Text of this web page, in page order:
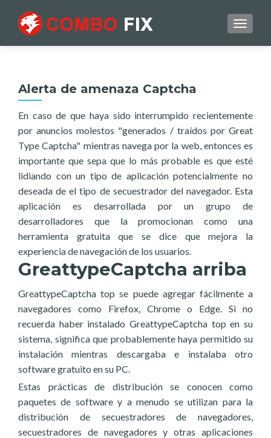
Alerta de amenaza Captcha
En caso de que haya sido interrumpido recientemente
por anuncios molestos "generados / traídos por Great
Type Captcha" mientras navega por la web, entonces es
importante que sepa que lo más probable es que esté
lidiando con un tipo de aplicación potencialmente no
deseada de el tipo de secuestrador del navegador. Esta
aplicación es desarrollada por un grupo de
desarrolladores que la promocionan como una
herramienta gratuita que se dice que mejora la
experiencia de navegación de los usuarios.
GreattypeCaptcha arriba
GreattypeCaptcha top se puede agregar fácilmente a
navegadores como Firefox, Chrome o Edge. Si no
recuerda haber instalado GreattypeCaptcha top en su
sistema, significa que probablemente haya permitido su
instalación mientras descargaba e instalaba otro
software gratuito en su PC.
Estas prácticas de distribución se conocen como
paquetes de software y a menudo se utilizan para la
distribución de secuestradores de navegadores,
secuestradores de navegadores y otras aplicaciones